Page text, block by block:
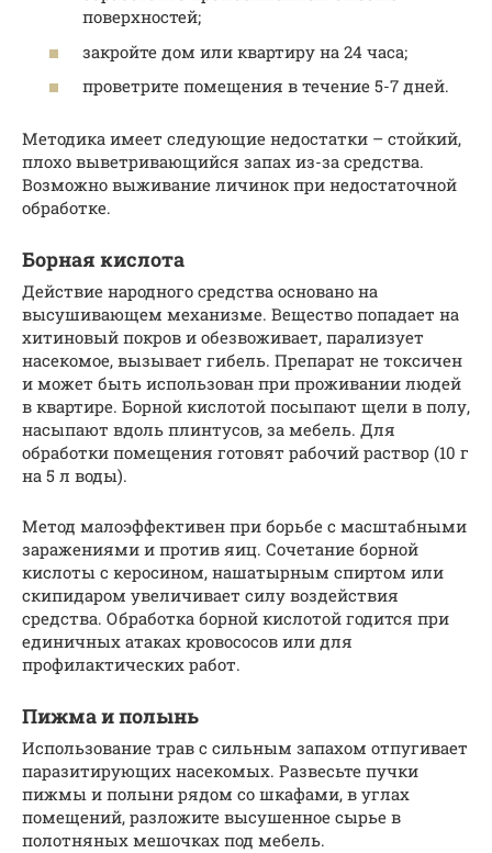
поверхностей;
закройте дом или квартиру на 24 часа;
проветрите помещения в течение 5-7 дней.
Методика имеет следующие недостатки – стойкий,
плохо выветривающийся запах из-за средства.
Возможно выживание личинок при недостаточной
обработке.
Борная кислота
Действие народного средства основано на
высушивающем механизме. Вещество попадает на
хитиновый покров и обезвоживает, парализует
насекомое, вызывает гибель. Препарат не токсичен
и может быть использован при проживании людей
в квартире. Борной кислотой посыпают щели в полу,
насыпают вдоль плинтусов, за мебель. Для
обработки помещения готовят рабочий раствор (10 г
на 5 л воды).
Метод малоэффективен при борьбе с масштабными
заражениями и против яиц. Сочетание борной
кислоты с керосином, нашатырным спиртом или
скипидаром увеличивает силу воздействия
средства. Обработка борной кислотой годится при
единичных атаках кровососов или для
профилактических работ.
Пижма и полынь
Использование трав с сильным запахом отпугивает
паразитирующих насекомых. Развесьте пучки
пижмы и полыни рядом со шкафами, в углах
помещений, разложите высушенное сырье в
полотняных мешочках под мебель.